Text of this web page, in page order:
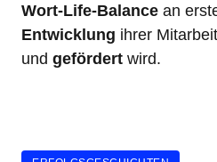
Wort-Life-Balance
Entwicklung ihrer
und gefördert wird.